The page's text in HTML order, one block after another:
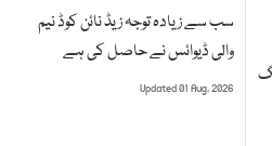
سب سے زیادہ توجہ زیڈ نائن کوڈ نیم
والی ڈیوائس نے حاصل کی ہے
Updated 01 Aug, 2026